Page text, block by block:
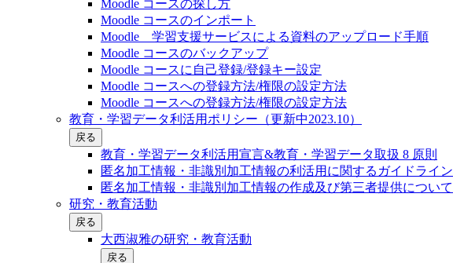
Moodle コースの探し⽅
Moodle コースのインポート
Moodle 学習支援サービスによる資料のアップロード手順
Moodle コースのバックアップ
Moodle コースに自己登録/登録キー設定
Moodle コースへの登録方法/権限の設定方法
Moodle コースへの登録方法/権限の設定方法
教育・学習データ利活用ポリシー（更新中2023.10）
戻る
教育・学習データ利活用宣言&教育・学習データ取扱 8 原則
匿名加工情報・非識別加工情報の利活用に関するガイドライン
匿名加工情報・非識別加工情報の作成及び第三者提供について
研究・教育活動
戻る
大西淑雅の研究・教育活動
戻る